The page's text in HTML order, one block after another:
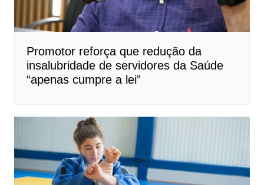
Promotor reforça que redução da
insalubridade de servidores da Saúde
“apenas cumpre a lei”